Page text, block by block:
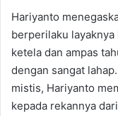
Hariyanto
berperilaku layaknya
ketela dan ampas
dengan sangat
mistis, Hariyanto
kepada rekannya